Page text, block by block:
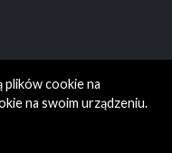
plików cookie na
na swoim urządzeniu.